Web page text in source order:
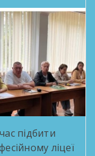
підбити
ліцеї